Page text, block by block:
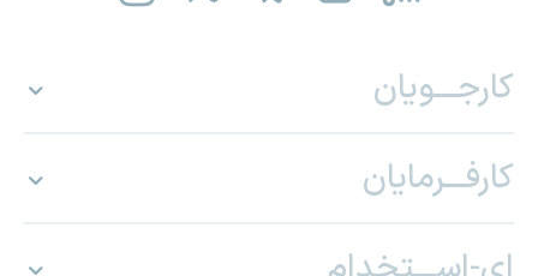
کارجـــویان
کارفـــرمایان